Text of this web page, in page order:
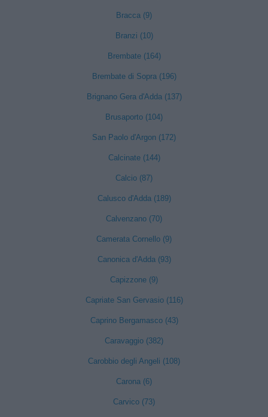
Bracca (9)
Branzi (10)
Brembate (164)
Brembate di Sopra (196)
Brignano Gera d'Adda (137)
Brusaporto (104)
San Paolo d'Argon (172)
Calcinate (144)
Calcio (87)
Calusco d'Adda (189)
Calvenzano (70)
Camerata Cornello (9)
Canonica d'Adda (93)
Capizzone (9)
Capriate San Gervasio (116)
Caprino Bergamasco (43)
Caravaggio (382)
Carobbio degli Angeli (108)
Carona (6)
Carvico (73)